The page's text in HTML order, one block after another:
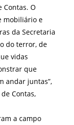
O
mobiliário e
da Secretaria
do terror, de
vidas
que
andar juntas”,
Contas,
a campo